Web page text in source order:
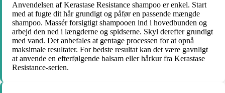
Anvendelsen af Kerastase Resistance shampoo er enkel. Start
med at fugte dit hår grundigt og påfør en passende mængde
shampoo. Massér forsigtigt shampooen ind i hovedbunden og
arbejd den ned i længderne og spidserne. Skyl derefter grundigt
med vand. Det anbefales at gentage processen for at opnå
maksimale resultater. For bedste resultat kan det være gavnligt
at anvende en efterfølgende balsam eller hårkur fra Kerastase
Resistance-serien.